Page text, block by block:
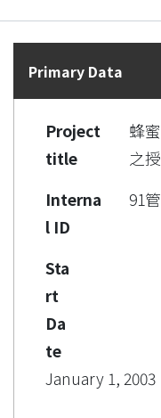
Statistics
Primary Data
Project
title
蜂
之
Interna
l ID
91
Sta
rt
Da
te
January 1, 2003